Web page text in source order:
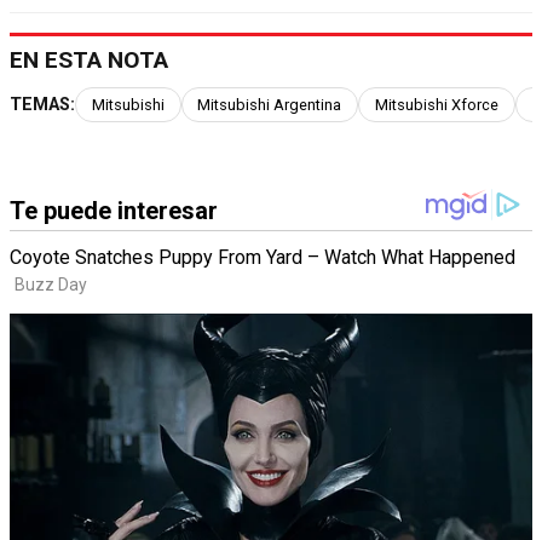
EN ESTA NOTA
TEMAS: Mitsubishi Mitsubishi Argentina Mitsubishi Xforce